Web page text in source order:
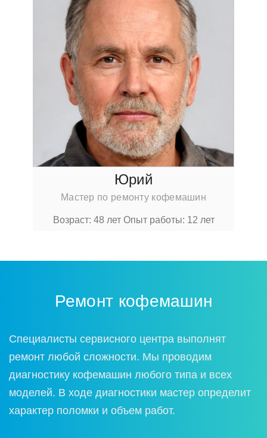
Юрий
Мастер по ремонту кофемашин
Возраст: 48 летОпыт работы: 12 лет
Ремонт кофемашин
Специалисты сервисного центра выполнят
ремонт любой сложности. Мы проводим
диагностику кофемашин любого типа и всех
моделей. В ходе диагностики мастер определит
характер поломки и объем работ.